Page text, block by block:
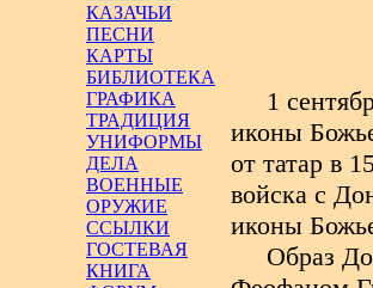
КАЗАЧЬИ
ПЕСНИ
КАРТЫ
БИБЛИОТЕКА
ГРАФИКА
ТРАДИЦИЯ
УНИФОРМЫ
ДЕЛА
ВОЕННЫЕ
ОРУЖИЕ
ССЫЛКИ
ГОСТЕВАЯ
КНИГА
1
иконы
от татар в
войска с
иконы
Образ